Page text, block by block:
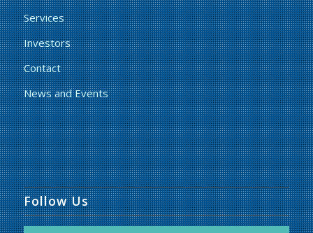
Services
Investors
Contact
News and Events
Follow Us